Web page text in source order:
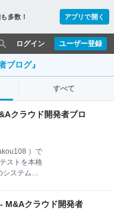
多数！ アプリで開く
ユーザー登録
ログイン
ブログ』
すべて
クラウド開発者ブロ
）で
ストを本格
システム基
基盤構築に
事業上の目
M&Aクラウド開発者